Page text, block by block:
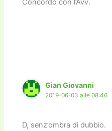
Gian Giovanni
2019-06-03 alle 08:46
D, senz’ombra di dubbio.